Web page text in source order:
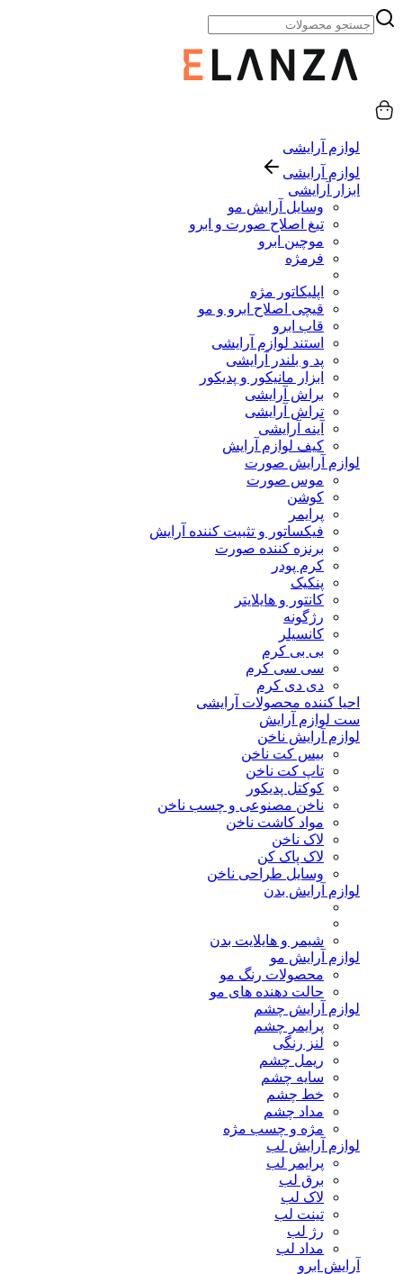
لوازم آرایشی
لوازم آرایشی
ابزار آرایشی
وسایل آرایش مو
تیغ اصلاح صورت و ابرو
موچین ابرو
فرمژه
اپلیکاتور مژه
قیچی اصلاح ابرو و مو
قاب ابرو
استند لوازم آرایشی
پد و بلندر آرایشی
ابزار مانیکور و پدیکور
براش آرایشی
تراش آرایشی
آینه آرایشی
کیف لوازم آرایش
لوازم آرایش صورت
موس صورت
کوشن
پرایمر
فیکساتور و تثبیت کننده آرایش
برنزه کننده صورت
کرم پودر
پنکیک
کانتور و هایلایتر
رژگونه
کانسیلر
بی بی کرم
سی سی کرم
دی دی کرم
احیا کننده محصولات آرایشی
ست لوازم آرایش
لوازم آرایش ناخن
بیس کت ناخن
تاپ کت ناخن
کوکتل پدیکور
ناخن مصنوعی و چسب ناخن
مواد کاشت ناخن
لاک ناخن
لاک پاک کن
وسایل طراحی ناخن
لوازم آرایش بدن
شیمر و هایلایت بدن
لوازم آرایش مو
محصولات رنگ مو
حالت دهنده های مو
لوازم آرایش چشم
پرایمر چشم
لنز رنگی
ریمل چشم
سایه چشم
خط چشم
مداد چشم
مژه و چسب مژه
لوازم آرایش لب
پرایمر لب
برق لب
لاک لب
تینت لب
رژ لب
مداد لب
آرایش ابرو